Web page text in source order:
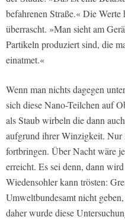
befahrenen Straße.« Die
überrascht. »Man sieht am
Partikeln produziert sind, die
einatmet.«
Wenn man nichts dagegen
sich diese Nano-Teilchen auf
als Staub wirbeln die dann
aufgrund ihrer Winzigkeit.
fortbringen. Über Nacht wäre
erreicht. Es sei denn, dann
Wiedensohler kann trösten:
Umweltbundesamt nicht
daher wurde diese